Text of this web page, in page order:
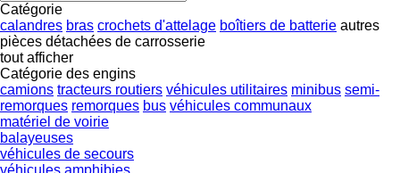
Catégorie
calandres bras crochets d'attelage boîtiers de batterie autres
pièces détachées de carrosserie
tout afficher
Catégorie des engins
camions tracteurs routiers véhicules utilitaires minibus semi-
remorques remorques bus véhicules communaux
matériel de voirie
balayeuses
véhicules de secours
véhicules amphibies